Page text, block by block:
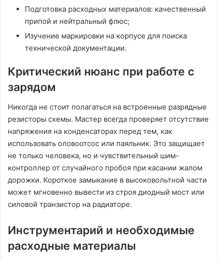
Подготовка расходных материалов: качественный
припой и нейтральный флюс;
Изучение маркировки на корпусе для поиска
технической документации.
Критический нюанс при работе с
зарядом
Никогда не стоит полагаться на встроенные разрядные
резисторы схемы. Мастер всегда проверяет отсутствие
напряжения на конденсаторах перед тем, как
использовать оловоотсос или паяльник. Это защищает
не только человека, но и чувствительный шим-
контроллер от случайного пробоя при касании жалом
дорожки. Короткое замыкание в высоковольтной части
может мгновенно вывести из строя диодный мост или
силовой транзистор на радиаторе.
Инструментарий и необходимые
расходные материалы